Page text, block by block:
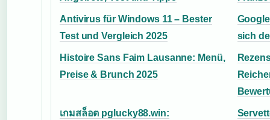
Antivirus für Windows 11 – Bester
Test und Vergleich 2025
sich
Histoire Sans Faim Lausanne: Menü,
Preise & Brunch 2025
เกมสล็อต pglucky88.win: